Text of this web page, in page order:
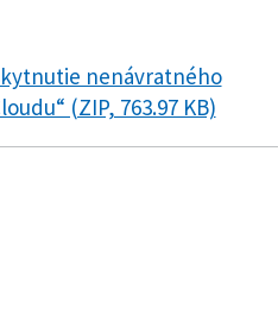
nenávratného
(ZIP, 763.97 KB)